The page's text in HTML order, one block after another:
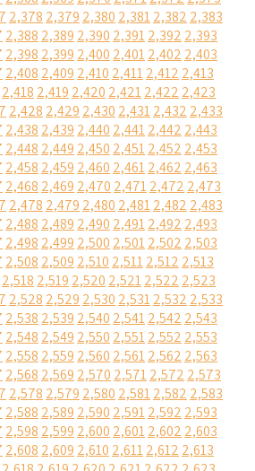
2,378 2,379 2,380 2,3812,382 2,383
2,388 2,389 2,390 2,3912,392 2,393
2,398 2,399 2,400 2,4012,402 2,403
2,408 2,409 2,410 2,4112,412 2,413
2,418 2,419 2,420 2,4212,422 2,423
2,428 2,429 2,430 2,4312,432 2,433
2,438 2,439 2,440 2,4412,442 2,443
2,448 2,449 2,450 2,4512,452 2,453
2,458 2,459 2,460 2,4612,462 2,463
2,468 2,469 2,470 2,4712,472 2,473
2,478 2,479 2,480 2,4812,482 2,483
2,488 2,489 2,490 2,4912,492 2,493
2,498 2,499 2,500 2,5012,502 2,503
2,508 2,509 2,510 2,5112,512 2,513
2,518 2,519 2,520 2,5212,522 2,523
2,528 2,529 2,530 2,5312,532 2,533
2,538 2,539 2,540 2,5412,542 2,543
2,548 2,549 2,550 2,5512,552 2,553
2,558 2,559 2,560 2,5612,562 2,563
2,568 2,569 2,570 2,5712,572 2,573
2,578 2,579 2,580 2,5812,582 2,583
2,588 2,589 2,590 2,5912,592 2,593
2,598 2,599 2,600 2,6012,602 2,603
2,608 2,609 2,610 2,6112,612 2,613